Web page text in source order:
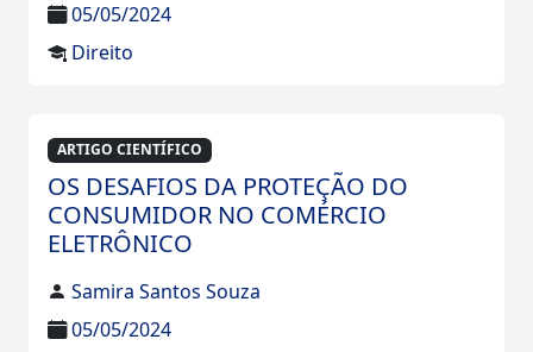
05/05/2024
Direito
ARTIGO CIENTÍFICO
OS DESAFIOS DA PROTEÇÃO DO
CONSUMIDOR NO COMÉRCIO
ELETRÔNICO
Samira Santos Souza
05/05/2024